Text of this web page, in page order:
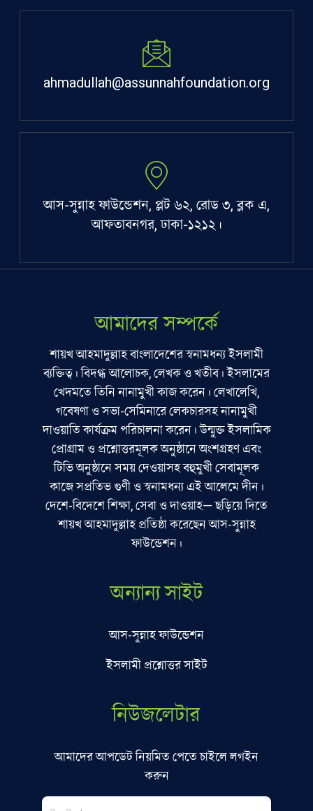
ahmadullah@assunnahfoundation.org
আস-সুন্নাহ ফাউন্ডেশন, প্লট ৬২, রোড ৩, ব্লক এ,
আফতাবনগর, ঢাকা-১২১২।
আমাদের সম্পর্কে
শায়খ আহমাদুল্লাহ বাংলাদেশের স্বনামধন্য ইসলামী
ব্যক্তিত্ব। বিদগ্ধ আলোচক, লেখক ও খতীব। ইসলামের
খেদমতে তিনি নানামুখী কাজ করেন। লেখালেখি,
গবেষণা ও সভা-সেমিনারে লেকচারসহ নানামুখী
দাওয়াতি কার্যক্রম পরিচালনা করেন। উন্মুক্ত ইসলামিক
প্রোগ্রাম ও প্রশ্নোত্তরমূলক অনুষ্ঠানে অংশগ্রহণ এবং
টিভি অনুষ্ঠানে সময় দেওয়াসহ বহুমুখী সেবামূলক
কাজে সপ্রতিভ গুণী ও স্বনামধন্য এই আলেমে দীন।
দেশে-বিদেশে শিক্ষা, সেবা ও দাওয়াহ— ছড়িয়ে দিতে
শায়খ আহমাদুল্লাহ প্রতিষ্ঠা করেছেন আস-সুন্নাহ
ফাউন্ডেশন।
অন্যান্য সাইট
আস-সুন্নাহ ফাউন্ডেশন
ইসলামী প্রশ্নোত্তর সাইট
নিউজলেটার
আমাদের আপডেট নিয়মিত পেতে চাইলে লগইন
করুন